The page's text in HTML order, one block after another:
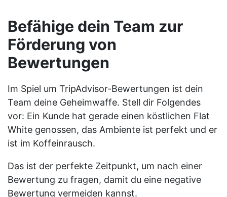
Befähige dein Team zur
Förderung von
Bewertungen
Im Spiel um TripAdvisor-Bewertungen ist dein
Team deine Geheimwaffe. Stell dir Folgendes
vor: Ein Kunde hat gerade einen köstlichen Flat
White genossen, das Ambiente ist perfekt und er
ist im Koffeinrausch.
Das ist der perfekte Zeitpunkt, um nach einer
Bewertung zu fragen, damit du eine negative
Bewertung vermeiden kannst.